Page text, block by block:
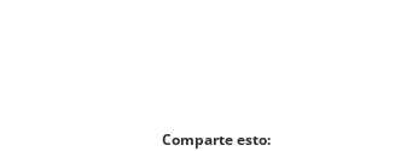
Comparte esto: